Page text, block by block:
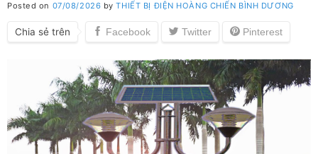
Posted on 07/08/2026 byTHIẾT BỊ ĐIỆN HOÀNG CHIẾN BÌNH DƯƠNG
Chia sẻ trên